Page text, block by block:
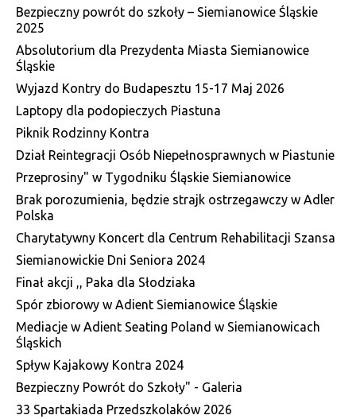
Bezpieczny powrót do szkoły – Siemianowice Śląskie
2025
Absolutorium dla Prezydenta Miasta Siemianowice
Śląskie
Wyjazd Kontry do Budapesztu 15-17 Maj 2026
Laptopy dla podopieczych Piastuna
Piknik Rodzinny Kontra
Dział Reintegracji Osób Niepełnosprawnych w Piastunie
Przeprosiny" w Tygodniku Śląskie Siemianowice
Brak porozumienia, będzie strajk ostrzegawczy w Adler
Polska
Charytatywny Koncert dla Centrum Rehabilitacji Szansa
Siemianowickie Dni Seniora 2024
Finał akcji ,, Paka dla Słodziaka
Spór zbiorowy w Adient Siemianowice Śląskie
Mediacje w Adient Seating Poland w Siemianowicach
Śląskich
Spływ Kajakowy Kontra 2024
Bezpieczny Powrót do Szkoły" - Galeria
33 Spartakiada Przedszkolaków 2026